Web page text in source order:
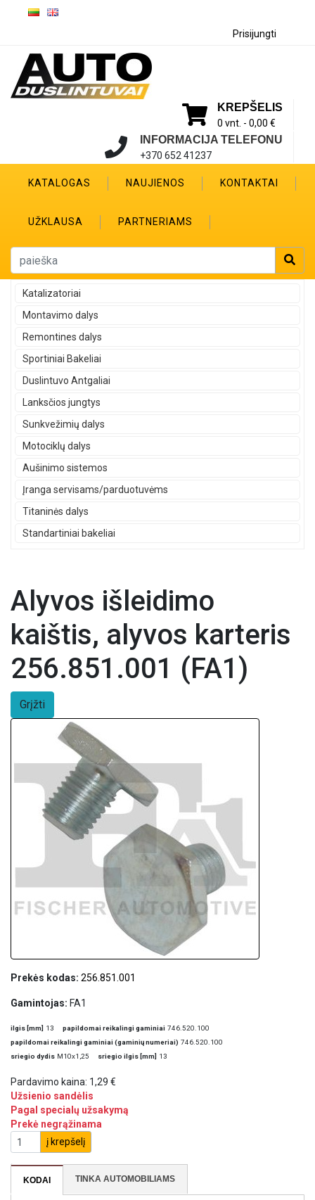
Prisijungti
KREPŠELIS
0 vnt. - 0,00 €
INFORMACIJA TELEFONU
+370 652 41237
KATALOGAS NAUJIENOS KONTAKTAI
UŽKLAUSA PARTNERIAMS
Katalizatoriai
Montavimo dalys
Remontines dalys
Sportiniai Bakeliai
Duslintuvo Antgaliai
Lanksčios jungtys
Sunkvežimių dalys
Motociklų dalys
Aušinimo sistemos
Įranga servisams/parduotuvėms
Titaninės dalys
Standartiniai bakeliai
Alyvos išleidimo
kaištis, alyvos karteris
256.851.001 (FA1)
Grįžti
Prekės kodas: 256.851.001
Gamintojas: FA1
ilgis [mm] 13 papildomai reikalingi gaminiai 746.520.100
papildomai reikalingi gaminiai (gaminių numeriai) 746.520.100
sriegio dydis M10x1,25 sriegio ilgis [mm] 13
Pardavimo kaina: 1,29 €
Užsienio sandėlis
Pagal specialų užsakymą
Prekė negrąžinama
į krepšelį
KODAI TINKA AUTOMOBILIAMS